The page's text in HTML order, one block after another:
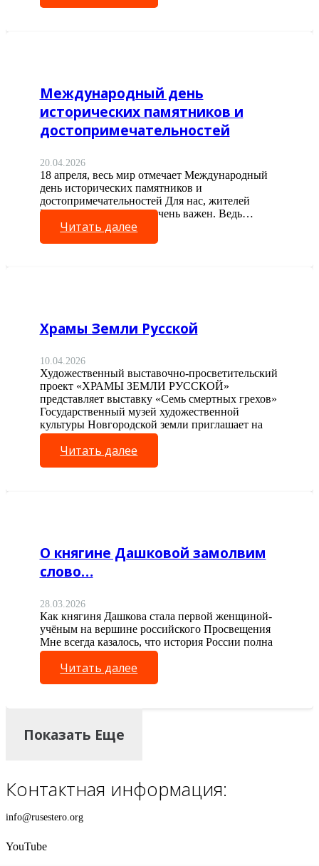
Международный день
исторических памятников и
достопримечательностей
20.04.2026
18 апреля, весь мир отмечает Международный
день исторических памятников и
достопримечательностей Для нас, жителей
России, этот праздник очень важен. Ведь…
Читать далее
Храмы Земли Русской
10.04.2026
Художественный выставочно-просветительский
проект «ХРАМЫ ЗЕМЛИ РУССКОЙ»
представляет выставку «Семь смертных грехов»
Государственный музей художественной
культуры Новгородской земли приглашает на
выставку…
Читать далее
О княгине Дашковой замолвим
слово…
28.03.2026
Как княгиня Дашкова стала первой женщиной-
учёным на вершине российского Просвещения
Мне всегда казалось, что история России полна
женщин, чья роль…
Читать далее
Показать Еще
Контактная информация:
info@rusestero.org
YouTube